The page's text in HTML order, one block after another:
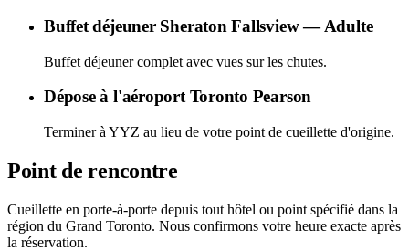
Buffet déjeuner Sheraton Fallsview — Adulte
Buffet déjeuner complet avec vues sur les chutes.
Dépose à l'aéroport Toronto Pearson
Terminer à YYZ au lieu de votre point de cueillette d'origine.
Point de rencontre
Cueillette en porte-à-porte depuis tout hôtel ou point spécifié dans la
région du Grand Toronto. Nous confirmons votre heure exacte après
la réservation.